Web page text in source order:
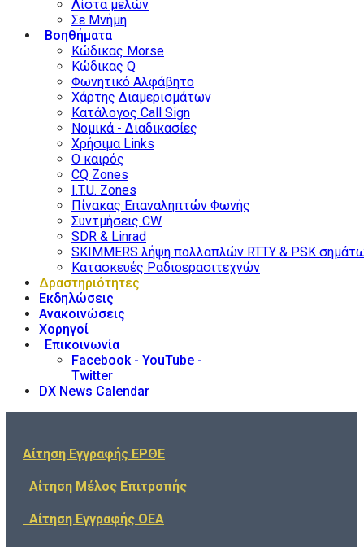
Λίστα μελών
Σε Μνήμη
Βοηθήματα
Κώδικας Morse
Κώδικας Q
Φωνητικό Αλφάβητο
Χάρτης Διαμερισμάτων
Κατάλογος Call Sign
Νομικά - Διαδικασίες
Χρήσιμα Links
Ο καιρός
CQ Zones
I.T.U. Zones
Πίνακας Επαναληπτών Φωνής
Συντμήσεις CW
SDR & Linrad
SKIMMERS λήψη πολλαπλών RTTY & PSK
Κατασκευές Ραδιοερασιτεχνών
Δραστηριότητες
Εκδηλώσεις
Ανακοινώσεις
Χορηγοί
Επικοινωνία
Facebook - YouTube -
Twitter
DX News Calendar
Αίτηση Εγγραφής ΕΡΘΕ
Αίτηση Μέλος Επιτροπής
Αίτηση Εγγραφής ΟΕΑ